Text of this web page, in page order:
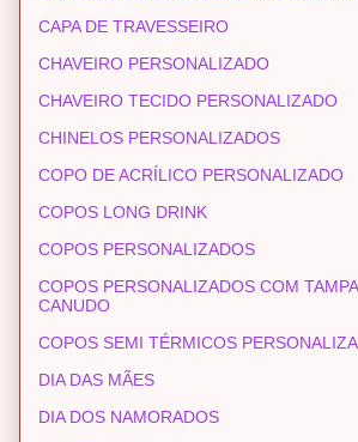
CAPA DE TRAVESSEIRO
CHAVEIRO PERSONALIZADO
CHAVEIRO TECIDO PERSONALIZADO
CHINELOS PERSONALIZADOS
COPO DE ACRÍLICO PERSONALIZADO
COPOS LONG DRINK
COPOS PERSONALIZADOS
COPOS PERSONALIZADOS COM
CANUDO
COPOS SEMI TÉRMICOS
DIA DAS MÃES
DIA DOS NAMORADOS